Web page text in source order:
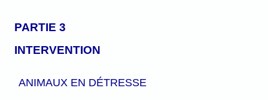
PARTIE 3
INTERVENTION
ANIMAUX EN DÉTRESSE